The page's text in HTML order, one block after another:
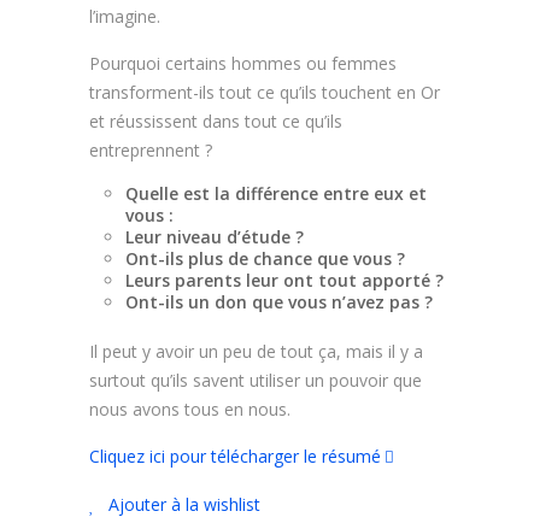
l’imagine.
Pourquoi certains hommes ou femmes
transforment-ils tout ce qu’ils touchent en Or
et réussissent dans tout ce qu’ils
entreprennent ?
Quelle est la différence entre eux et
vous :
Leur niveau d’étude ?
Ont-ils plus de chance que vous ?
Leurs parents leur ont tout apporté ?
Ont-ils un don que vous n’avez pas ?
Il peut y avoir un peu de tout ça, mais il y a
surtout qu’ils savent utiliser un pouvoir que
nous avons tous en nous.
Cliquez ici pour télécharger le résumé
Ajouter à la wishlist